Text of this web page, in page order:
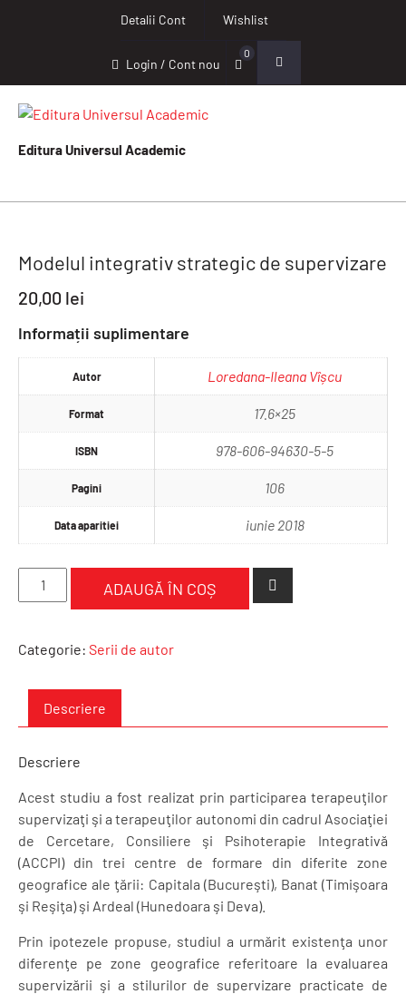
Detalii Cont Wishlist
Login / Cont nou
0
Editura Universul Academic
Modelul integrativ strategic de supervizare
20,00 lei
Informații suplimentare
Autor Loredana-Ileana Vîșcu
Format 17.6×25
ISBN 978-606-94630-5-5
Pagini 106
Data aparitiei iunie 2018
Cantitate
Modelul
strategic
supervizare
ADAUGĂ ÎN COȘ
Categorie: Serii de autor
Descriere
Descriere
Acest studiu a fost realizat prin participarea terapeuţilor
supervizaţi şi a terapeuţilor autonomi din cadrul Asociaţiei
de Cercetare, Consiliere şi Psihoterapie Integrativă
(ACCPI) din trei centre de formare din diferite zone
geografice ale ţării: Capitala (Bucureşti), Banat (Timişoara
şi Reşiţa) şi Ardeal (Hunedoara şi Deva).
Prin ipotezele propuse, studiul a urmărit existenţa unor
diferenţe pe zone geografice referitoare la evaluarea
supervizării şi a stilurilor de supervizare practicate de